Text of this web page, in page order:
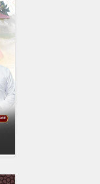
fakta media